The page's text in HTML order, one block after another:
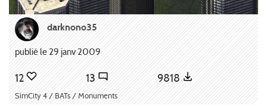
darknono35
publié le 29 janv 2009
12 13 9818
SimCity 4 / BATs / Monuments